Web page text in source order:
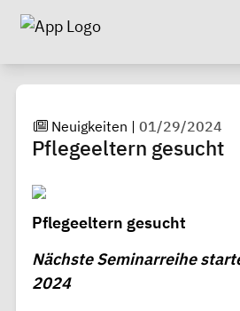
Neuigkeiten |01/29/2024
Pflegeeltern gesucht
Pflegeeltern gesucht
Nächste Seminarreihe
2024